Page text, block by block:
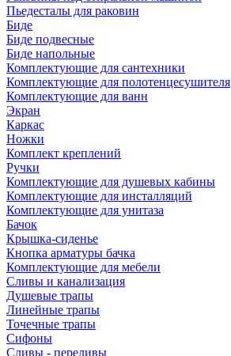
Пьедесталы для раковин
Биде
Биде подвесные
Биде напольные
Комплектующие для сантехники
Комплектующие для полотенцесушителя
Комплектующие для ванн
Экран
Каркас
Ножки
Комплект креплений
Ручки
Комплектующие для душевых кабины
Комплектующие для инсталляций
Комплектующие для унитаза
Бачок
Крышка-сиденье
Кнопка арматуры бачка
Комплектующие для мебели
Сливы и канализация
Душевые трапы
Линейные трапы
Точечные трапы
Сифоны
Сливы - переливы